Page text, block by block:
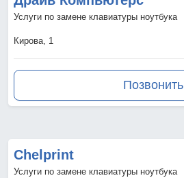
Услуги по замене клавиатуры ноутбука
Кирова, 1
Позвонить
Chelprint
Услуги по замене клавиатуры ноутбука